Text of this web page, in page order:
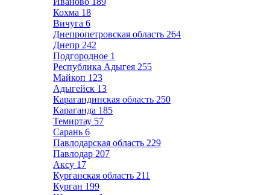
Кохма 18
Вичуга 6
Днепропетровская область 264
Днепр 242
Подгородное 1
Республика Адыгея 255
Майкоп 123
Адыгейск 13
Карагандинская область 250
Караганда 185
Темиртау 57
Сарань 6
Павлодарская область 229
Павлодар 207
Аксу 17
Курганская область 211
Курган 199